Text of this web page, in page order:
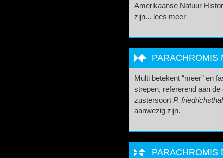
Amerikaanse Natuur
zijn... lees meer
PARACHROMIS
Multi betekent “meer” en
strepen, refererend aan de
zustersoort P.
aanwezig zijn.
PARACHROMIS